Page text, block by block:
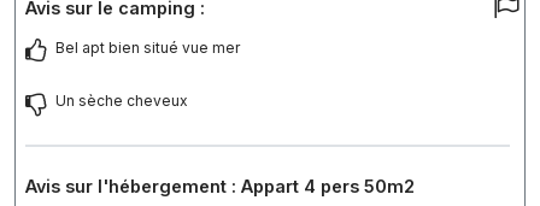
Avis sur le camping :
Bel apt bien situé vue mer
Un sèche cheveux
Avis sur l'hébergement : Appart 4 pers 50m2